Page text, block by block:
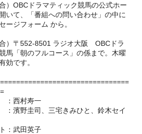
）OBCドラマティック競馬の公式ホー
いて、「番組への問い合わせ」の中に
ージフォーム から。
）〒552-8501 ラジオ大阪 OBCドラ
馬「朝のフルコース」の係まで。木曜
効です。
西村寿一
圭司、三宅きみひと、鈴木セイ
：武田英子